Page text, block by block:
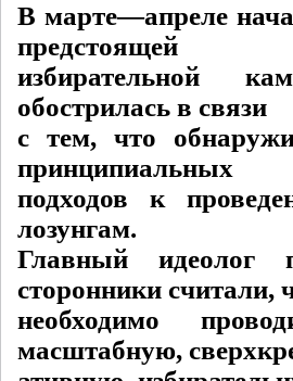
В марте—апреле
предстоящей
избирательной
обострилась в связи
с тем, что
принципиальных
подходов к
лозунгам.
Главный
сторонники считали,
необходимо
масштабную,